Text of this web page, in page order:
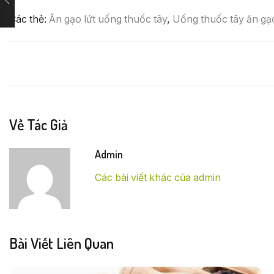
Các thẻ: Ăn gạo lứt uống thuốc tây, Uống thuốc tây ăn
Về Tác Giả
Admin
Các bài viết khác của admin
Bài Viết Liên Quan